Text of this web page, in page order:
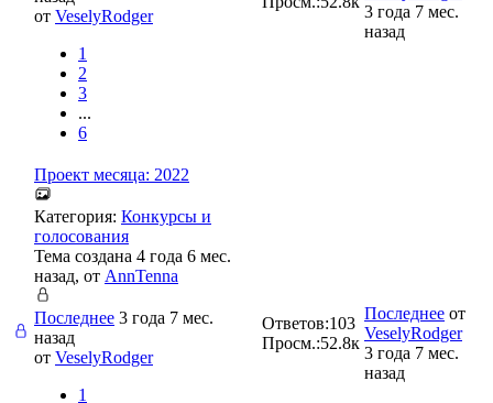
от VeselyRodger
1
2
3
...
6
3 года 7 мес.
назад
Проект месяца: 2022
Категория: Конкурсы и
голосования
Тема создана 4 года 6 мес.
назад, от AnnTenna
Последнее 3 года 7 мес.
назад
от VeselyRodger
1
Ответов:103
Просм.:52.8к
Последнее от
VeselyRodger
3 года 7 мес.
назад